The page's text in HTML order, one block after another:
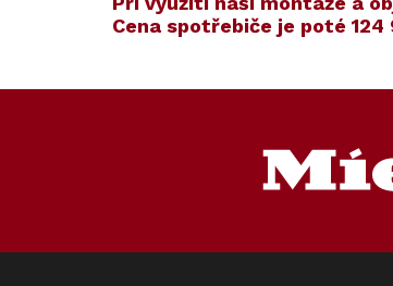
Cena spotřebiče je poté 124